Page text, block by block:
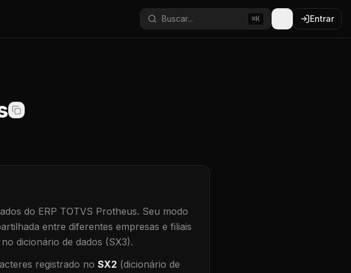
Buscar... ⌘K Entrar
do ERP TOTVS Protheus. Seu modo
entre diferentes empresas e filiais
dicionário de dados (SX3).
registrado no SX2 (dicionário de